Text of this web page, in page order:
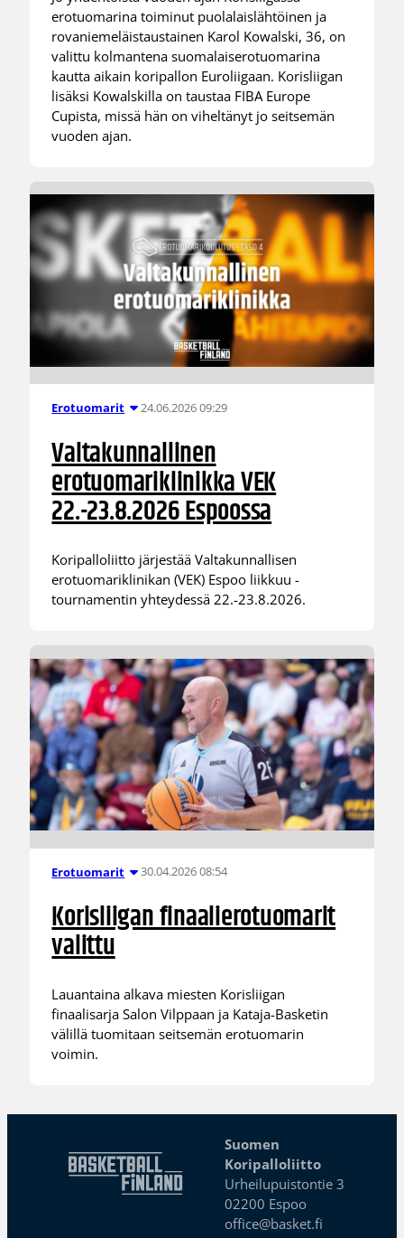
erotuomarina toiminut puolalaislähtöinen ja
rovaniemeläistaustainen Karol Kowalski, 36, on
valittu kolmantena suomalaiserotuomarina
kautta aikain koripallon Euroliigaan. Korisliigan
lisäksi Kowalskilla on taustaa FIBA Europe
Cupista, missä hän on viheltänyt jo seitsemän
vuoden ajan.
Erotuomarit 24.06.2026 09:29
Valtakunnallinen
erotuomariklinikka VEK
22.-23.8.2026 Espoossa
Koripalloliitto järjestää Valtakunnallisen
erotuomariklinikan (VEK) Espoo liikkuu -
tournamentin yhteydessä 22.-23.8.2026.
Erotuomarit 30.04.2026 08:54
Korisliigan finaalierotuomarit
valittu
Lauantaina alkava miesten Korisliigan
finaalisarja Salon Vilppaan ja Kataja-Basketin
välillä tuomitaan seitsemän erotuomarin
voimin.
Suomen
Koripalloliitto
Urheilupuistontie 3
02200 Espoo
office@basket.fi